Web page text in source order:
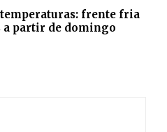
temperaturas: frente fria
a partir de domingo